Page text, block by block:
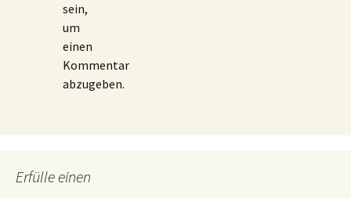
sein,
um
einen
Kommentar
abzugeben.
Erfülle einen